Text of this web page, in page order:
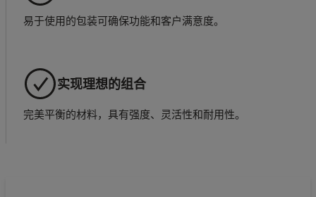
易于使用的包装可确保功能和客户满意度。
实现理想的组合
完美平衡的材料，具有强度、灵活性和耐用性。